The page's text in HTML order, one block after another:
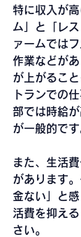
特に収入が
ム」と「レ
ァームでは
作業などが
が上がるこ
トランでの
部では時給
が一般的です
また、生活
があります
金ない」と
活費を抑え
さい。